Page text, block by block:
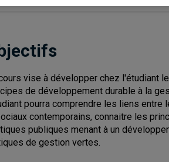
vise à développer chez l'étudiant
de développement durable à la
pourra comprendre les liens entre
contemporains, connaitre les
publiques menant à un
de gestion vertes.